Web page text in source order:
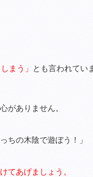
まう」
とも言われてい
がありません。
ちの木陰で遊ぼう！」
てあげましょう。